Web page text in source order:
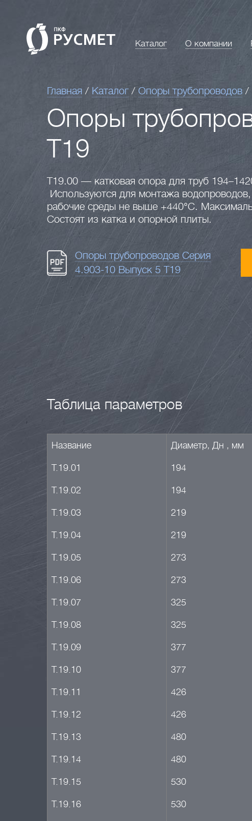
Каталог О компании
Главная / Каталог / Опоры трубопроводов /
Опоры
Т19
Т19.00 — катковая опора для труб
Используются для монтажа
рабочие среды не выше +440°C.
Состоят из катка и опорной плиты.
Опоры трубопроводов Серия
4.903-10 Выпуск 5 Т19
Таблица параметров
Название Диаметр, Дн , мм
Т.19.01 194
Т.19.02 194
Т.19.03 219
Т.19.04 219
Т.19.05 273
Т.19.06 273
Т.19.07 325
Т.19.08 325
Т.19.09 377
Т.19.10 377
Т.19.11 426
Т.19.12 426
Т.19.13 480
Т.19.14 480
Т.19.15 530
Т.19.16 530